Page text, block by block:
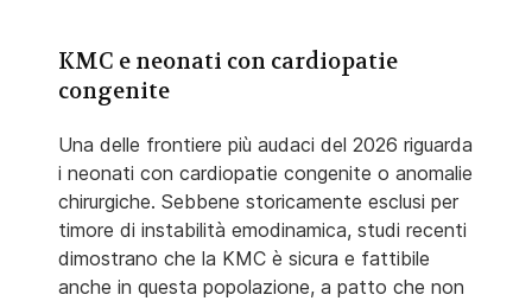
KMC e neonati con cardiopatie
congenite
Una delle frontiere più audaci del 2026 riguarda
i neonati con cardiopatie congenite o anomalie
chirurgiche. Sebbene storicamente esclusi per
timore di instabilità emodinamica, studi recenti
dimostrano che la KMC è sicura e fattibile
anche in questa popolazione, a patto che non